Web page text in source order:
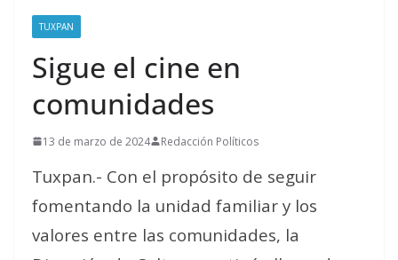
TUXPAN
Sigue el cine en
comunidades
13 de marzo de 2024 Redacción Políticos
Tuxpan.- Con el propósito de seguir
fomentando la unidad familiar y los
valores entre las comunidades, la